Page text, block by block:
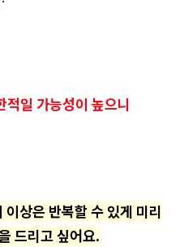
적일 가능성이 높으니
상은 반복할 수 있게 미리
드리고 싶어요.